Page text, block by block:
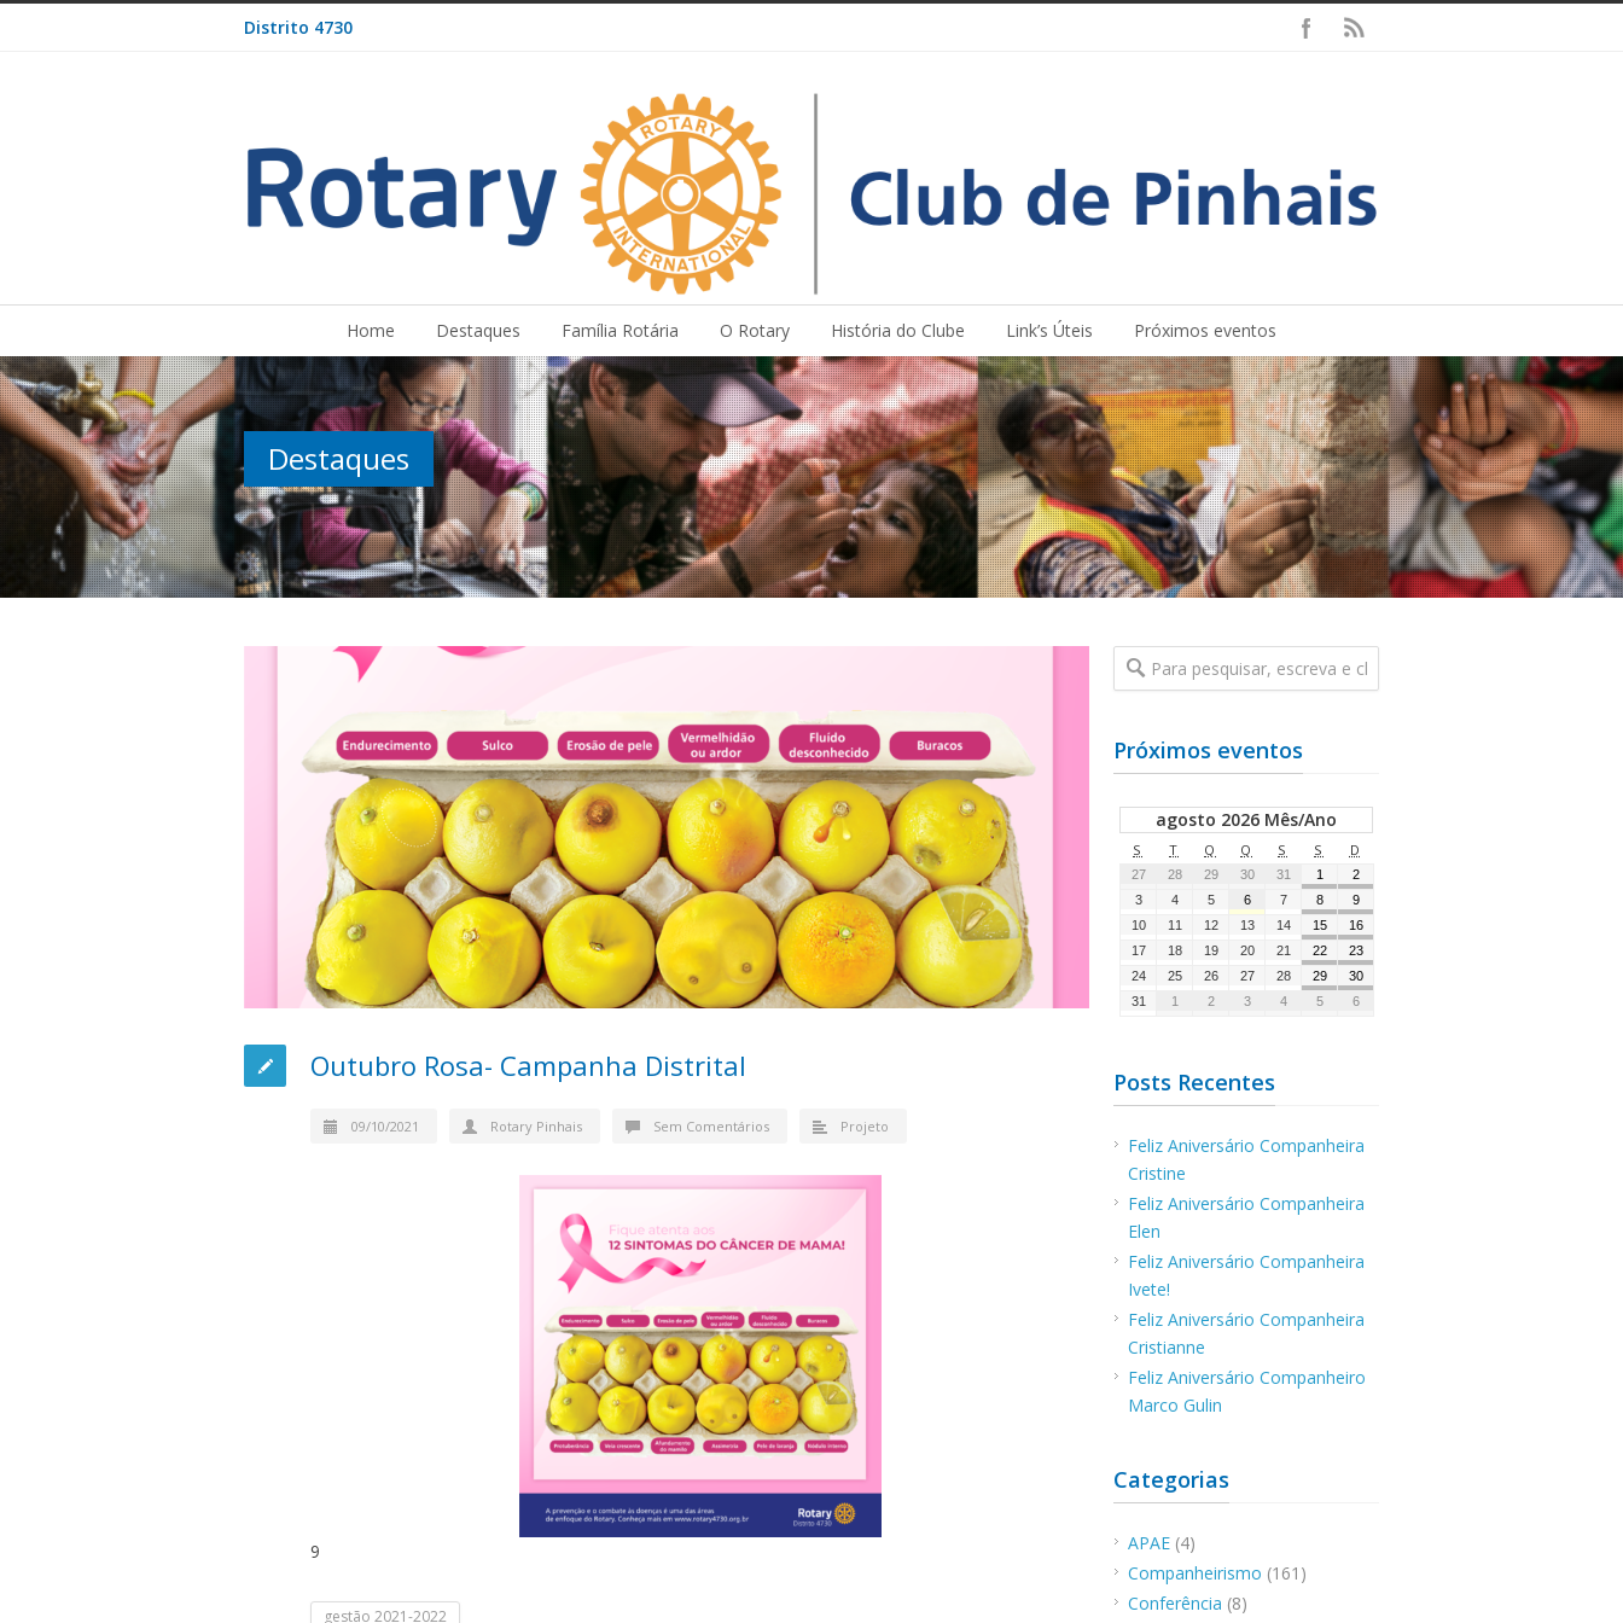
Distrito 4730
Home Destaques Família Rotária O Rotary História do Clube Link’s Úteis Próximos eventos
Destaques
Outubro Rosa- Campanha Distrital
09/10/2021 Rotary Pinhais Sem Comentários Projeto
9
gestão 2021-2022
Próximos eventos
agosto 2026 Mês/Ano
S T Q Q S S D
27 28 29 30 31 1
2
3
4 5 6 7 8
9
10
11 12 13 14 15
16
17
18 19 20 21 22
23
24
25 26 27 28 29
30
31
1 2 3 4 5 6
Posts Recentes
Feliz Aniversário Companheira
Cristine
Feliz Aniversário Companheira
Elen
Feliz Aniversário Companheira
Ivete!
Feliz Aniversário Companheira
Cristianne
Feliz Aniversário Companheiro
Marco Gulin
Categorias
APAE (4)
Companheirismo (161)
Conferência (8)